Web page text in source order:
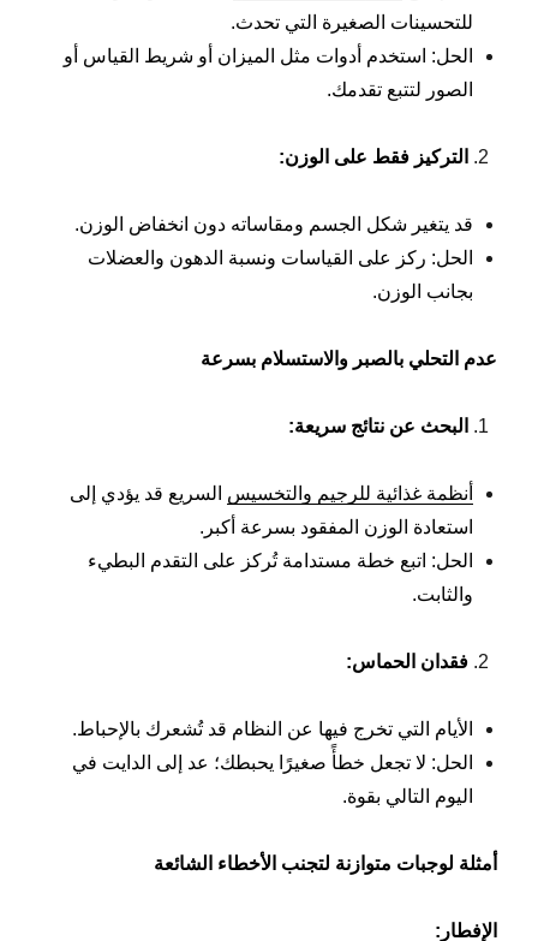
للتحسينات الصغيرة التي تحدث.
الحل: استخدم أدوات مثل الميزان أو شريط القياس أو
الصور لتتبع تقدمك.
التركيز فقط على الوزن:
قد يتغير شكل الجسم ومقاساته دون انخفاض الوزن.
الحل: ركز على القياسات ونسبة الدهون والعضلات
بجانب الوزن.
عدم التحلي بالصبر والاستسلام بسرعة
البحث عن نتائج سريعة:
أنظمة غذائية للرجيم والتخسيس السريع قد يؤدي إلى
استعادة الوزن المفقود بسرعة أكبر.
الحل: اتبع خطة مستدامة تُركز على التقدم البطيء
والثابت.
فقدان الحماس:
الأيام التي تخرج فيها عن النظام قد تُشعرك بالإحباط.
الحل: لا تجعل خطأً صغيرًا يحبطك؛ عد إلى الدايت في
اليوم التالي بقوة.
أمثلة لوجبات متوازنة لتجنب الأخطاء الشائعة
الإفطار :